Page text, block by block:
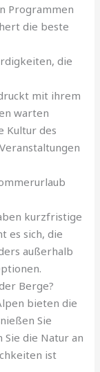
Programmen
die beste
die
mit ihrem
warten
Kultur des
kurzfristige
es sich, die
außerhalb
Berge?
bieten die
Sie
die Natur an
ist